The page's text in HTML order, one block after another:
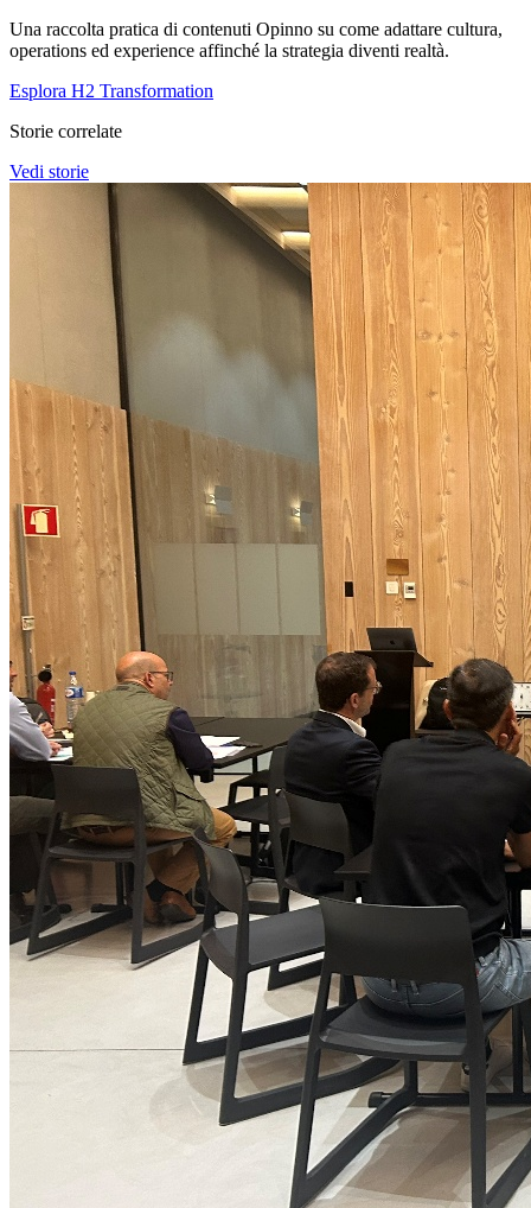
Una raccolta pratica di contenuti Opinno su come adattare cultura,
operations ed experience affinché la strategia diventi realtà.
Esplora H2 Transformation
Storie correlate
Vedi storie